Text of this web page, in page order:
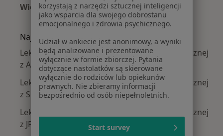
Więcej (15)
Więcej w kategorii: Najczęście leczone
Najpopularniejsze ubezpieczenia
Lekarze wykonujący zabiegi medycyny estetycznej
z Allianz w Krakowie
Lekarze wykonujący zabiegi medycyny estetycznej
z Signal Iduna w Krakowie
Lekarze wykonujący zabiegi medycyny estetycznej
z JP MEDICA w Krakowie
korzystają z narzędzi sztucznej inteligencji
jako wsparcia dla swojego dobrostanu
emocjonalnego i zdrowia psychicznego.
Udział w ankiecie jest anonimowy, a wyniki
będą analizowane i prezentowane
wyłącznie w formie zbiorczej. Pytania
dotyczące nastolatków są skierowane
wyłącznie do rodziców lub opiekunów
prawnych. Nie zbieramy informacji
bezpośrednio od osób niepełnoletnich.
Start survey